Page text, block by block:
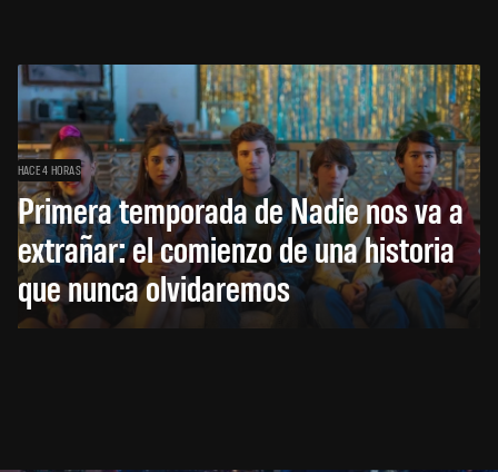
HACE 4 HORAS
Primera temporada de Nadie nos va a
extrañar: el comienzo de una historia
que nunca olvidaremos